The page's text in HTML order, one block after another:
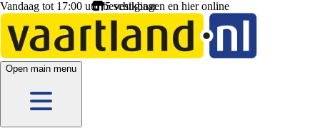
Vandaag tot 17:00 uur beschikbaar
Open main menu